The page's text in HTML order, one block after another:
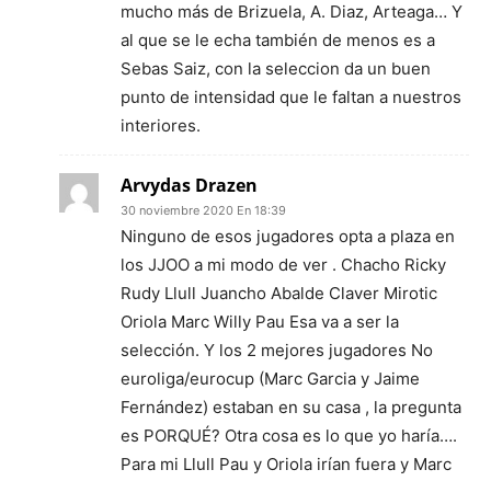
mucho más de Brizuela, A. Diaz, Arteaga… Y
al que se le echa también de menos es a
Sebas Saiz, con la seleccion da un buen
punto de intensidad que le faltan a nuestros
interiores.
Arvydas Drazen
30 noviembre 2020 En 18:39
Ninguno de esos jugadores opta a plaza en
los JJOO a mi modo de ver . Chacho Ricky
Rudy Llull Juancho Abalde Claver Mirotic
Oriola Marc Willy Pau Esa va a ser la
selección. Y los 2 mejores jugadores No
euroliga/eurocup (Marc Garcia y Jaime
Fernández) estaban en su casa , la pregunta
es PORQUÉ? Otra cosa es lo que yo haría….
Para mi Llull Pau y Oriola irían fuera y Marc